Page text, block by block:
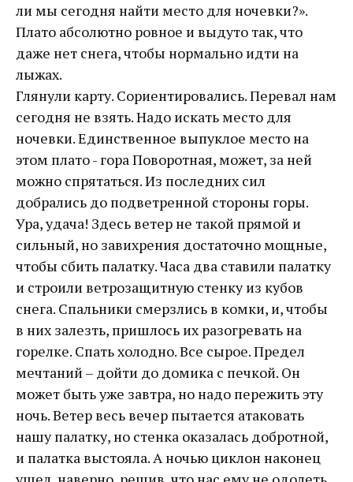
ли мы сегодня найти место для ночевки?».
Плато абсолютно ровное и выдуто так, что
даже нет снега, чтобы нормально идти на
лыжах.
Глянули карту. Сориентировались. Перевал нам
сегодня не взять. Надо искать место для
ночевки. Единственное выпуклое место на
этом плато - гора Поворотная, может, за ней
можно спрятаться. Из последних сил
добрались до подветренной стороны горы.
Ура, удача! Здесь ветер не такой прямой и
сильный, но завихрения достаточно мощные,
чтобы сбить палатку. Часа два ставили палатку
и строили ветрозащитную стенку из кубов
снега. Спальники смерзлись в комки, и, чтобы
в них залезть, пришлось их разогревать на
горелке. Спать холодно. Все сырое. Предел
мечтаний – дойти до домика с печкой. Он
может быть уже завтра, но надо пережить эту
ночь. Ветер весь вечер пытается атаковать
нашу палатку, но стенка оказалась добротной,
и палатка выстояла. А ночью циклон наконец